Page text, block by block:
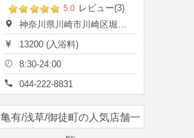
5.0 レビュー(3)
神奈川県川崎市川崎区堀之内町13
13200 (入浴料)
8:30-24:00
044-222-8831
亀有/浅草/御徒町の人気店舗一